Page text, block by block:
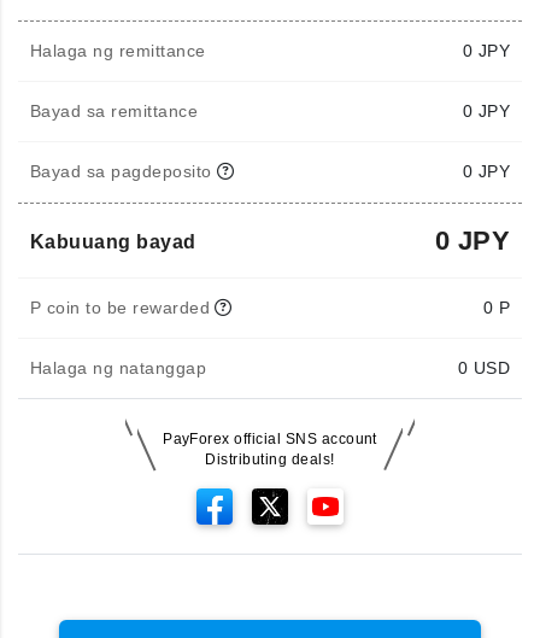
Halaga ng remittance 0 JPY
Bayad sa remittance 0 JPY
Bayad sa pagdeposito 0 JPY
Kabuuang bayad 0 JPY
P coin to be rewarded 0 P
Halaga ng natanggap 0 USD
PayForex official SNS account
Distributing deals!